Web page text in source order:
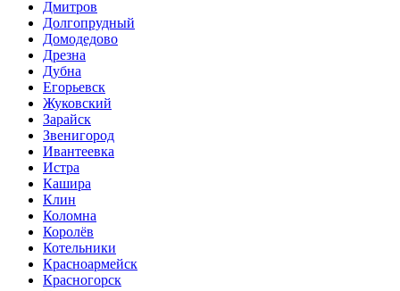
Дмитров
Долгопрудный
Домодедово
Дрезна
Дубна
Егорьевск
Жуковский
Зарайск
Звенигород
Ивантеевка
Истра
Кашира
Клин
Коломна
Королёв
Котельники
Красноармейск
Красногорск